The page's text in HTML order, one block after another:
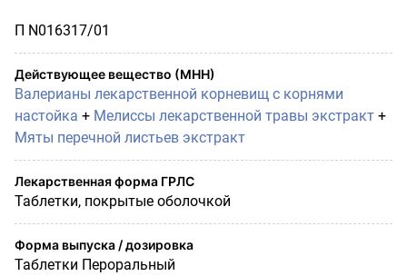
П N016317/01
Действующее вещество (МНН)
Валерианы лекарственной корневищ с корнями
настойка + Мелиссы лекарственной травы экстракт +
Мяты перечной листьев экстракт
Лекарственная форма ГРЛС
Таблетки, покрытые оболочкой
Форма выпуска / дозировка
Таблетки Пероральный